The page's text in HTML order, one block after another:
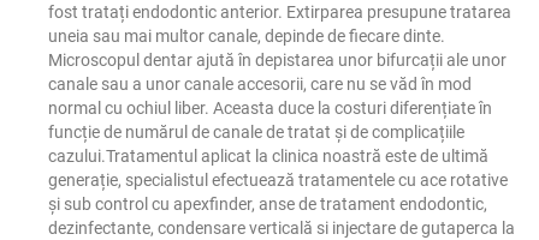
fost tratați endodontic anterior. Extirparea presupune tratarea
uneia sau mai multor canale, depinde de fiecare dinte.
Microscopul dentar ajută în depistarea unor bifurcații ale unor
canale sau a unor canale accesorii, care nu se văd în mod
normal cu ochiul liber. Aceasta duce la costuri diferențiate în
funcție de numărul de canale de tratat și de complicațiile
cazului.Tratamentul aplicat la clinica noastră este de ultimă
generație, specialistul efectuează tratamentele cu ace rotative
și sub control cu apexfinder, anse de tratament endodontic,
dezinfectante, condensare verticală si injectare de gutaperca la